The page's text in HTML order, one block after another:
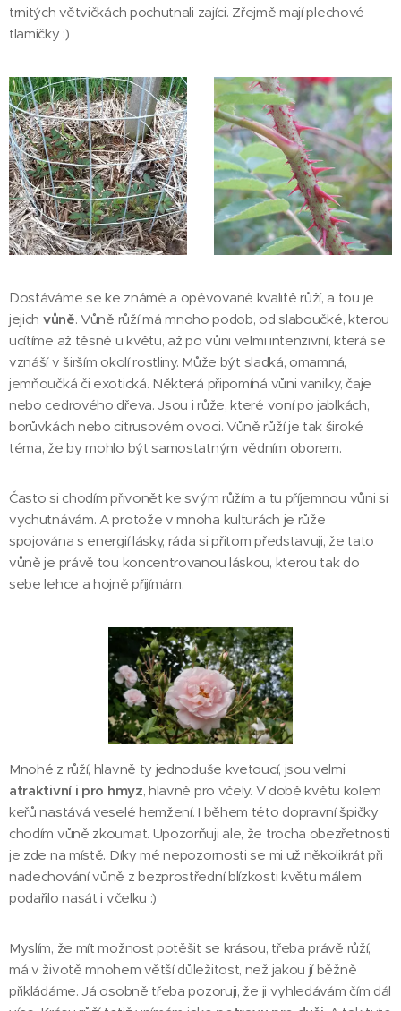
trnitých větvičkách pochutnali zajíci. Zřejmě mají plechové
tlamičky :)
Dostáváme se ke známé a opěvované kvalitě růží, a tou je
jejich vůně. Vůně růží má mnoho podob, od slaboučké, kterou
ucítíme až těsně u květu, až po vůni velmi intenzivní, která se
vznáší v širším okolí rostliny. Může být sladká, omamná,
jemňoučká či exotická. Některá připomíná vůni vanilky, čaje
nebo cedrového dřeva. Jsou i růže, které voní po jablkách,
borůvkách nebo citrusovém ovoci. Vůně růží je tak široké
téma, že by mohlo být samostatným vědním oborem.
Často si chodím přivonět ke svým růžím a tu příjemnou vůni si
vychutnávám. A protože v mnoha kulturách je růže
spojována s energií lásky, ráda si přitom představuji, že tato
vůně je právě tou koncentrovanou láskou, kterou tak do
sebe lehce a hojně přijímám.
Mnohé z růží, hlavně ty jednoduše kvetoucí, jsou velmi
atraktivní i pro hmyz, hlavně pro včely. V době květu kolem
keřů nastává veselé hemžení. I během této dopravní špičky
chodím vůně zkoumat. Upozorňuji ale, že trocha obezřetnosti
je zde na místě. Díky mé nepozornosti se mi už několikrát při
nadechování vůně z bezprostřední blízkosti květu málem
podařilo nasát i včelku :)
Myslím, že mít možnost potěšit se krásou, třeba právě růží,
má v životě mnohem větší důležitost, než jakou jí běžně
přikládáme. Já osobně třeba pozoruji, že ji vyhledávám čím dál